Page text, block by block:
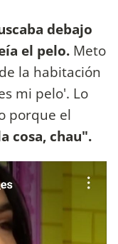
debajo
el pelo. Meto
la habitación
mi pelo'. Lo
porque el
cosa, chau".